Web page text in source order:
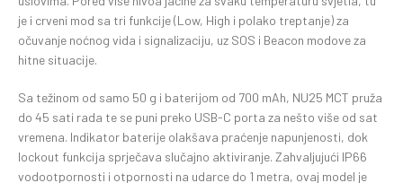
je i crveni mod sa tri funkcije (Low, High i polako treptanje) za
očuvanje noćnog vida i signalizaciju, uz SOS i Beacon modove za
hitne situacije.
Sa težinom od samo 50 g i baterijom od 700 mAh, NU25 MCT pruža
do 45 sati rada te se puni preko USB-C porta za nešto više od sat
vremena. Indikator baterije olakšava praćenje napunjenosti, dok
lockout funkcija sprječava slučajno aktiviranje. Zahvaljujući IP66
vodootpornosti i otpornosti na udarce do 1 metra, ovaj model je